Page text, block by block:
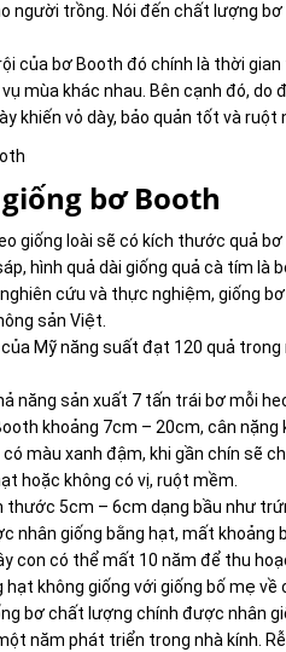
người trồng. Nói đến chất lượng
của bơ Booth đó chính là thời
mùa khác nhau. Bên cạnh đó,
khiến vỏ dày, bảo quản tốt và ruột
bơ Booth
giống loài sẽ có kích thước quả
hình quả dài giống quả cà tím là
cứu và thực nghiệm, giống
sản Việt.
Mỹ năng suất đạt 120 quả
năng sản xuất 7 tấn trái bơ mỗi
khoảng 7cm – 20cm, cân
màu xanh đậm, khi gần chín sẽ
hoặc không có vị, ruột mềm.
thước 5cm – 6cm dạng bầu như
nhân giống bằng hạt, mất
con có thể mất 10 năm để thu
hạt không giống với giống bố mẹ về
bơ chất lượng chính được nhân
năm phát triển trong nhà kính.